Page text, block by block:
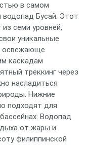
в самом
водопад Бусай. Этот
семи уровней,
уникальные
освежающе
каскадам
треккинг через
насладиться
Нижние
подходят для
Водопад
от жары и
филиппинской